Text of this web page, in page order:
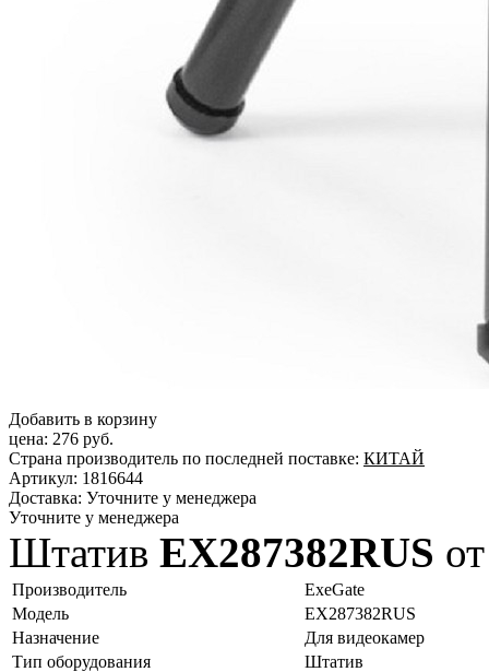
Добавить в корзину
цена: 276 руб.
Страна производитель по последней поставке: КИТАЙ
Артикул: 1816644
Доставка: Уточните у менеджера
Уточните у менеджера
Штатив EX287382RUS
Производитель
ExeGate
Модель
EX287382RUS
Назначение
Для видеокамер
Тип оборудования
Штатив